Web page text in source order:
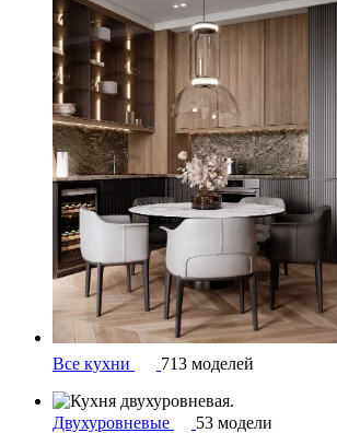
Все кухни 713 моделей
Двухуровневые 53 модели